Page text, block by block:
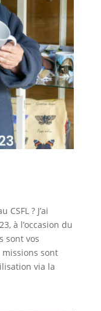
? J’ai
à l’occasion du
sont vos
missions sont
via la